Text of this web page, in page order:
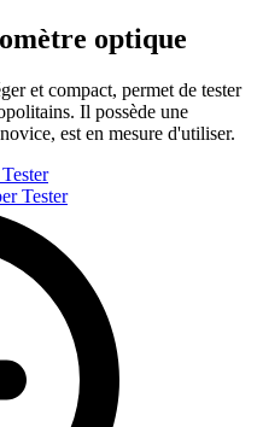
optique
et compact, permet de tester
Il possède une
est en mesure d'utiliser.